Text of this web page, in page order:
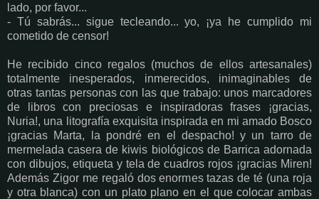
lado, por favor...
- Tú sabrás... sigue tecleando... yo, ¡ya he cumplido mi
cometido de censor!
He recibido cinco regalos (muchos de ellos artesanales)
totalmente inesperados, inmerecidos, inimaginables de
otras tantas personas con las que trabajo: unos marcadores
de libros con preciosas e inspiradoras frases ¡gracias,
Nuria!, una litografía exquisita inspirada en mi amado Bosco
¡gracias Marta, la pondré en el despacho! y un tarro de
mermelada casera de kiwis biológicos de Barrica adornada
con dibujos, etiqueta y tela de cuadros rojos ¡gracias Miren!
Además Zigor me regaló dos enormes tazas de té (una roja
y otra blanca) con un plato plano en el que colocar ambas